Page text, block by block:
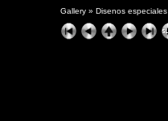
Gallery » Disenos especiales